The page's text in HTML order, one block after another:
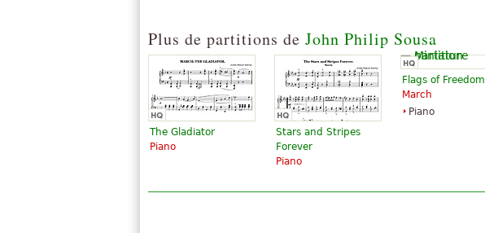
Plus de partitions de John Philip Sousa
The Gladiator
Piano
Stars and Stripes
Forever
Piano
Flags of Freedom
March
Piano